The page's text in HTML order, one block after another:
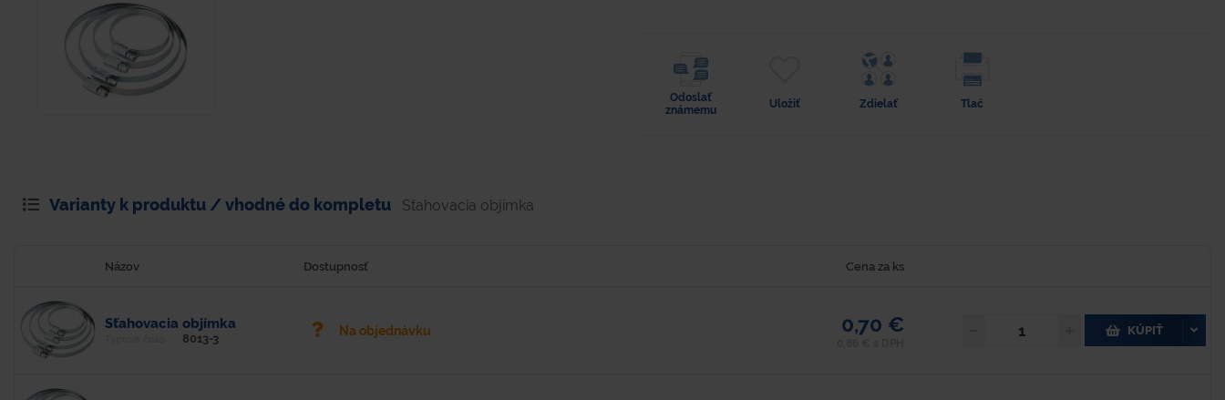
Odoslať
známemu
Uložiť Zdielať Tlač
Varianty k produktu / vhodné do kompletu Sťahovacia objímka
Názov Dostupnosť Cena za ks
Sťahovacia objímka
8013-3
Na objednávku 0,70 € KÚPIŤ